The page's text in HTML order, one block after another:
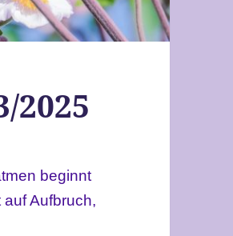
2025
beginnt
Aufbruch,